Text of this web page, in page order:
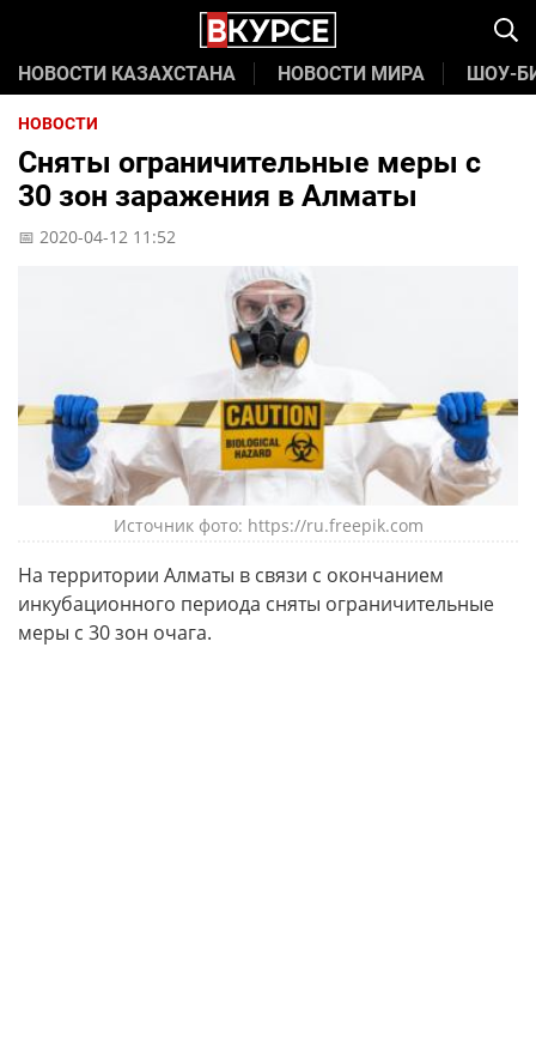
НОВОСТИ КАЗАХСТАНА НОВОСТИ МИРА ШОУ-
НОВОСТИ
Сняты ограничительные меры с
30 зон заражения в Алматы
📅 2020-04-12 11:52
Источник фото: https://ru.freepik.com
На территории Алматы в связи с окончанием
инкубационного периода сняты ограничительные
меры с 30 зон очага.